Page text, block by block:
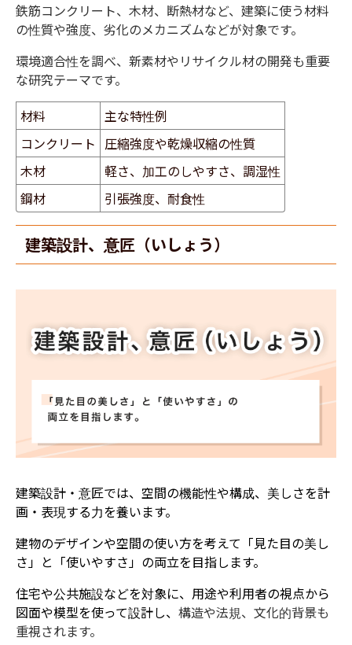
鉄筋コンクリート、木材、断熱材など、建築に使う材料
の性質や強度、劣化のメカニズムなどが対象です。
環境適合性を調べ、新素材やリサイクル材の開発も重要
な研究テーマです。
材料
主な特性例
コンクリート 圧縮強度や乾燥収縮の性質
木材
軽さ、加工のしやすさ、調湿性
鋼材
引張強度、耐食性
建築設計、意匠（いしょう）
建築設計・意匠では、空間の機能性や構成、美しさを計
画・表現する力を養います。
建物のデザインや空間の使い方を考えて「見た目の美し
さ」と「使いやすさ」の両立を目指します。
住宅や公共施設などを対象に、用途や利用者の視点から
図面や模型を使って設計し、 構造や法規、文化的背景も
重視されます。